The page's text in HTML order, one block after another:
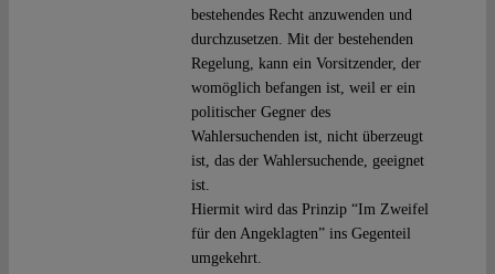
bestehendes Recht anzuwenden und
durchzusetzen. Mit der bestehenden
Regelung, kann ein Vorsitzender, der
womöglich befangen ist, weil er ein
politischer Gegner des
Wahlersuchenden ist, nicht überzeugt
ist, das der Wahlersuchende, geeignet
ist.
Hiermit wird das Prinzip “Im Zweifel
für den Angeklagten” ins Gegenteil
umgekehrt.